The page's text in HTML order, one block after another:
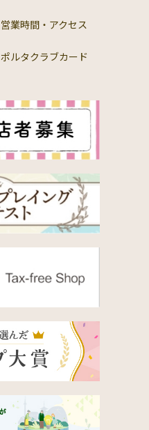
営業時間・アクセス
ポルタクラブカード